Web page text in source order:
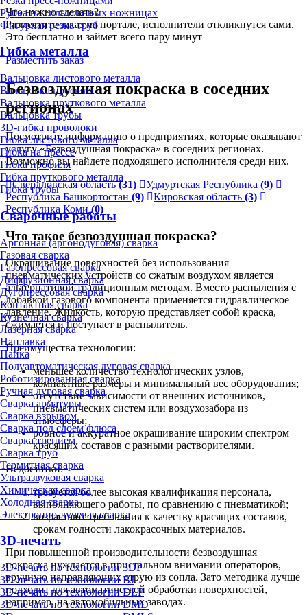
Рубка на гильотинных ножницах
Фигурная резка труб
Гибка металла
Вальцовка листового металла
Вальцовка профиля
Вальцовка пруткового металла
Вальцовка трубы
3D-гибка проволоки
Гибка листового металла
Гибка на прессе
Гибка профиля
Гибка пруткового металла
Гибка трубы
Сварочные работы
Аргонная (аргонодуговая) сварка
Газовая сварка
Газопрессовая сварка
Диффузионная сварка
Дугопрессовая сварка
Контактная сварка
Кузнечная сварка
Лазерная сварка
Наплавка
Пайка
Полуавтоматическая дуговая сварка
Роботизированная сварка
Ручная дуговая сварка
Сварка арматуры
Сварка взрывом
Сварка под слоем флюса
Сварка трением
Сварка труб
Термитная сварка
Ультразвуковая сварка
Химическая сварка
Холодная сварка
Электронно-лучевая сварка
3D-печать
3D-печать по технологии 3DP
3D-печать по технологии BJ
3D-печать по технологии DLP
3D-печать по технологии DMD
Что нужно сделать?
Разместите заказ на портале, исполнители откликнутся сами.
Это бесплатно и займет всего пару минут
Разместить заказ
Безвоздушная покраска в соседних
регионах
Посмотрите информацию о предприятиях, которые оказывают
услугу «Безвоздушная покраска» в соседних регионах.
Возможно вы найдете подходящего исполнителя среди них.
Свердловская область(31) Удмуртская Республика (9)
Республика Башкортостан (9) Кировская область (3)
Республика Коми(0)
Что такое безвоздушная покраска?
Окрашивание поверхностей без использования
пневматических устройств со сжатым воздухом является
альтернативой традиционным методам. Вместо распыления с
добавкой газового компонента применяется гидравлическое
давление. Жидкость, которую представляет собой краска,
сжимается и поступает в распылитель.
Преимущества технологии:
меньшее количество технологических узлов,
компактные размеры и минимальный вес оборудования;
отсутствие зависимости от внешних источников,
пневматических систем или воздухозабора из
атмосферы;
ровное и аккуратное окрашивание широким спектром
красящих составов с разными растворителями.
Недостатки:
требуется более высокая квалификация персонала,
выполняющего работы, по сравнению с пневматикой;
возрастают требования к качеству красящих составов,
срокам годности лакокрасочных материалов.
При повышенной производительности безвоздушная
покраска нуждается в пристальном внимании операторов,
вручную направляющих струю из сопла. Зато методика лучше
подходит для автоматической обработки поверхностей,
например, на автомобильных заводах.